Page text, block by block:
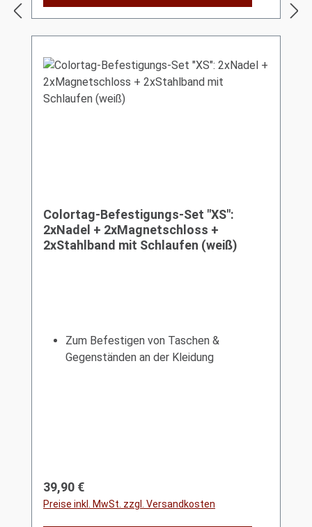
Colortag-Befestigungs-Set "XS":
2xNadel + 2xMagnetschloss +
2xStahlband mit Schlaufen (weiß)
Zum Befestigen von Taschen &
Gegenständen an der Kleidung
Regulärer Preis:
39,90 €
Preise inkl. MwSt. zzgl. Versandkosten